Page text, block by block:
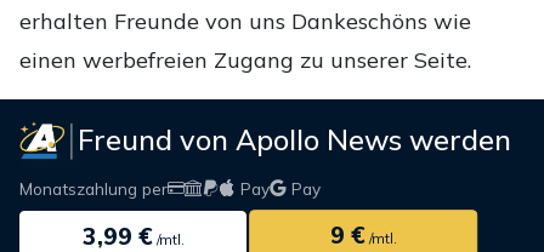
erhalten Freunde von uns Dankeschöns wie
einen werbefreien Zugang zu unserer Seite.
Freund von Apollo News werden
Monatszahlung per Pay Pay
3,99 €/mtl. 9 €/mtl.